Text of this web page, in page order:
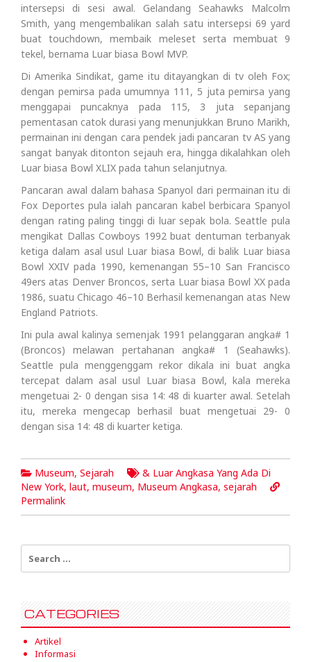
intersepsi di sesi awal. Gelandang Seahawks Malcolm
Smith, yang mengembalikan salah satu intersepsi 69 yard
buat touchdown, membaik meleset serta membuat 9
tekel, bernama Luar biasa Bowl MVP.
Di Amerika Sindikat, game itu ditayangkan di tv oleh Fox;
dengan pemirsa pada umumnya 111, 5 juta pemirsa yang
menggapai puncaknya pada 115, 3 juta sepanjang
pementasan catok durasi yang menunjukkan Bruno Marikh,
permainan ini dengan cara pendek jadi pancaran tv AS yang
sangat banyak ditonton sejauh era, hingga dikalahkan oleh
Luar biasa Bowl XLIX pada tahun selanjutnya.
Pancaran awal dalam bahasa Spanyol dari permainan itu di
Fox Deportes pula ialah pancaran kabel berbicara Spanyol
dengan rating paling tinggi di luar sepak bola. Seattle pula
mengikat Dallas Cowboys 1992 buat dentuman terbanyak
ketiga dalam asal usul Luar biasa Bowl, di balik Luar biasa
Bowl XXIV pada 1990, kemenangan 55–10 San Francisco
49ers atas Denver Broncos, serta Luar biasa Bowl XX pada
1986, suatu Chicago 46–10 Berhasil kemenangan atas New
England Patriots.
Ini pula awal kalinya semenjak 1991 pelanggaran angka# 1
(Broncos) melawan pertahanan angka# 1 (Seahawks).
Seattle pula menggenggam rekor dikala ini buat angka
tercepat dalam asal usul Luar biasa Bowl, kala mereka
mengetuai 2- 0 dengan sisa 14: 48 di kuarter awal. Setelah
itu, mereka mengecap berhasil buat mengetuai 29- 0
dengan sisa 14: 48 di kuarter ketiga.
Museum, Sejarah
& Luar Angkasa Yang Ada Di
New York, laut, museum, Museum Angkasa, sejarah
Permalink
Search
for:
CATEGORIES
Artikel
Informasi